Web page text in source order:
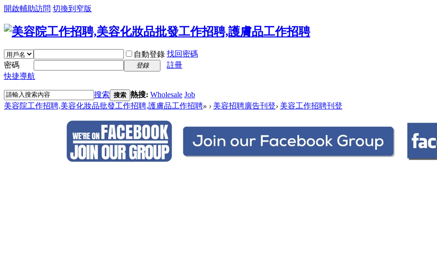
開啟輔助訪問 切換到窄版
自動登錄 找回密碼
密碼
登錄
註冊
快捷導航
搜索 搜索 熱搜: Wholesale Job
美容院工作招聘,美容化妝品批發工作招聘,護膚品工作招聘» › 美容招聘廣告刊登› 美容工作招聘刊登